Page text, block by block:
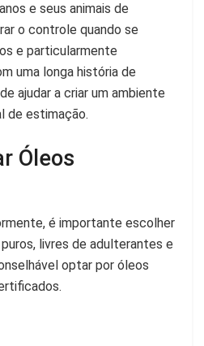
e seus animais de
o controle quando se
e particularmente
uma longa história de
ajudar a criar um ambiente
de estimação.
Óleos
é importante escolher
livres de adulterantes e
optar por óleos